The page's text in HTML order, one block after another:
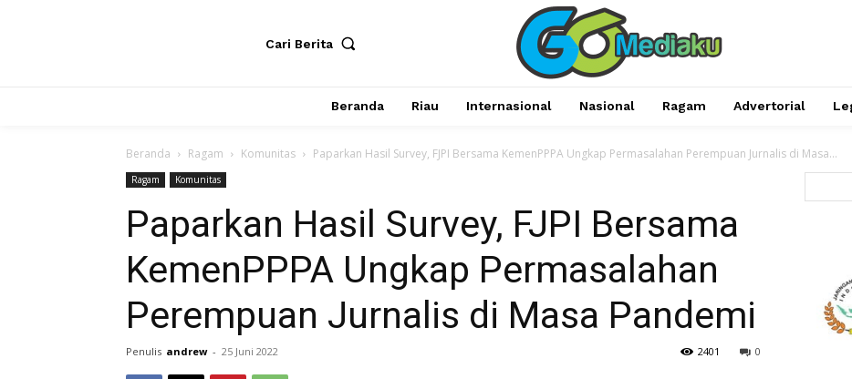
Cari Berita
Beranda Riau Internasional Nasional Ragam Advertorial
Beranda Ragam Komunitas Paparkan Hasil Survey, FJPI Bersama KemenPPPA Ungkap Permasalahan Perempuan Jurnalis di Masa...
Ragam Komunitas
Paparkan Hasil Survey, FJPI Bersama
KemenPPPA Ungkap Permasalahan
Perempuan Jurnalis di Masa Pandemi
Penulis andrew - 25 Juni 2022 0
2401